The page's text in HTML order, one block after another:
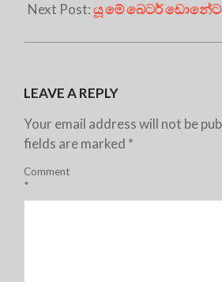
Next Post:යූ මේ බෙටර්
LEAVE A REPLY
Your email address will not be
fields are marked *
Comment
*